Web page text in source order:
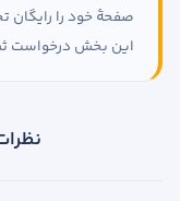
صفحهٔ خود را رایگان
این بخش درخواست